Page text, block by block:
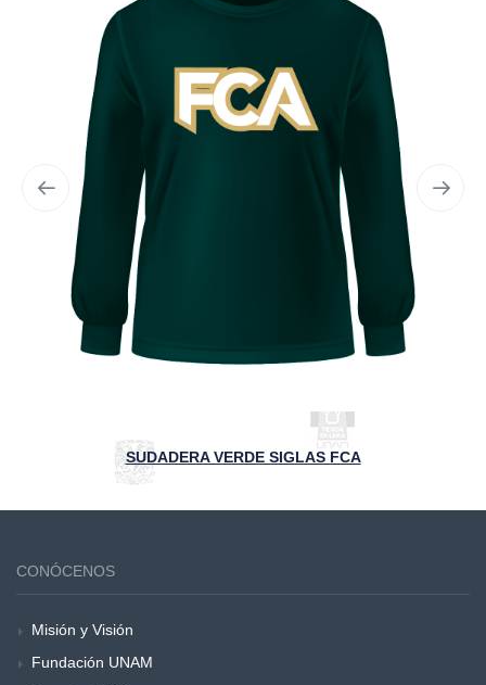
SUDADERA VERDE SIGLAS FCA
CONÓCENOS
Misión y Visión
Fundación UNAM